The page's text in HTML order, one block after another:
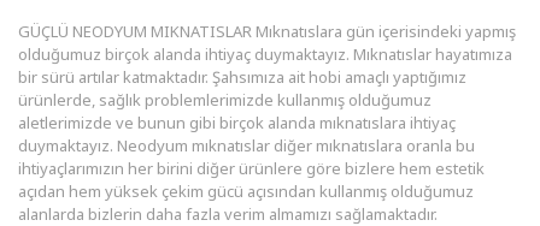
GÜÇLÜ NEODYUM MIKNATISLAR Mıknatıslara gün içerisindeki yapmış
olduğumuz birçok alanda ihtiyaç duymaktayız. Mıknatıslar hayatımıza
bir sürü artılar katmaktadır. Şahsımıza ait hobi amaçlı yaptığımız
ürünlerde, sağlık problemlerimizde kullanmış olduğumuz
aletlerimizde ve bunun gibi birçok alanda mıknatıslara ihtiyaç
duymaktayız. Neodyum mıknatıslar diğer mıknatıslara oranla bu
ihtiyaçlarımızın her birini diğer ürünlere göre bizlere hem estetik
açıdan hem yüksek çekim gücü açısından kullanmış olduğumuz
alanlarda bizlerin daha fazla verim almamızı sağlamaktadır.